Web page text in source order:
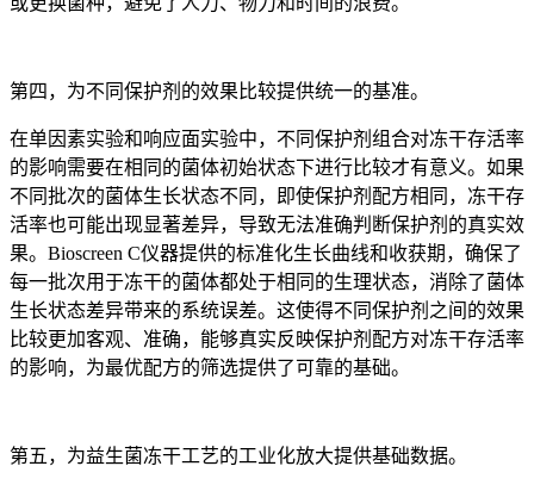
第四，为不同保护剂的效果比较提供统一的基准。
在单因素实验和响应面实验中，不同保护剂组合对冻干存活率
的影响需要在相同的菌体初始状态下进行比较才有意义。如果
不同批次的菌体生长状态不同，即使保护剂配方相同，冻干存
活率也可能出现显著差异，导致无法准确判断保护剂的真实效
果。Bioscreen C仪器提供的标准化生长曲线和收获期，确保了
每一批次用于冻干的菌体都处于相同的生理状态，消除了菌体
生长状态差异带来的系统误差。这使得不同保护剂之间的效果
比较更加客观、准确，能够真实反映保护剂配方对冻干存活率
的影响，为最优配方的筛选提供了可靠的基础。
第五，为益生菌冻干工艺的工业化放大提供基础数据。